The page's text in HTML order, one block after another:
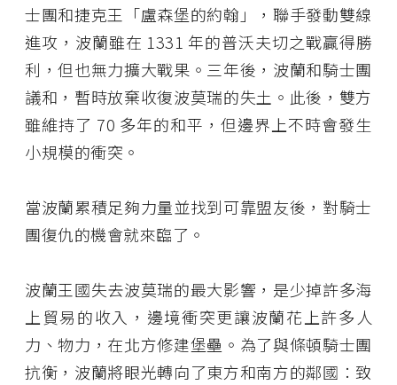
士團和捷克王「盧森堡的約翰」，聯手發動雙線
進攻，波蘭雖在 1331 年的普沃夫切之戰贏得勝
利，但也無力擴大戰果。三年後，波蘭和騎士團
議和，暫時放棄收復波莫瑞的失土。此後，雙方
雖維持了 70 多年的和平，但邊界上不時會發生
小規模的衝突。
當波蘭累積足夠力量並找到可靠盟友後，對騎士
團復仇的機會就來臨了。
波蘭王國失去波莫瑞的最大影響，是少掉許多海
上貿易的收入，邊境衝突更讓波蘭花上許多人
力、物力，在北方修建堡壘。為了與條頓騎士團
抗衡，波蘭將眼光轉向了東方和南方的鄰國：致